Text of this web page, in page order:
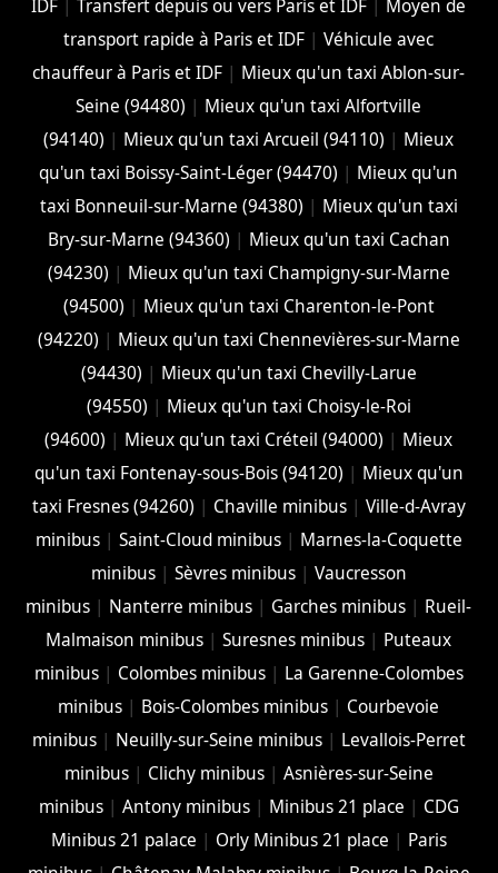
IDF |Transfert depuis ou vers Paris et IDF | Moyen de
transport rapide à Paris et IDF |Véhicule avec
chauffeur à Paris et IDF | Mieux qu'un taxi Ablon-sur-
Seine (94480) | Mieux qu'un taxi Alfortville
(94140) | Mieux qu'un taxi Arcueil (94110) | Mieux
qu'un taxi Boissy-Saint-Léger (94470) | Mieux qu'un
taxi Bonneuil-sur-Marne (94380) | Mieux qu'un taxi
Bry-sur-Marne (94360) | Mieux qu'un taxi Cachan
(94230) | Mieux qu'un taxi Champigny-sur-Marne
(94500) | Mieux qu'un taxi Charenton-le-Pont
(94220) | Mieux qu'un taxi Chennevières-sur-Marne
(94430) | Mieux qu'un taxi Chevilly-Larue
(94550) | Mieux qu'un taxi Choisy-le-Roi
(94600) | Mieux qu'un taxi Créteil (94000) | Mieux
qu'un taxi Fontenay-sous-Bois (94120) | Mieux qu'un
taxi Fresnes (94260) | Chaville minibus| Ville-d-Avray
minibus| Saint-Cloud minibus| Marnes-la-Coquette
minibus| Sèvres minibus| Vaucresson
minibus | Nanterre minibus | Garches minibus | Rueil-
Malmaison minibus |Suresnes minibus | Puteaux
minibus| Colombes minibus| La Garenne-Colombes
minibus | Bois-Colombes minibus | Courbevoie
minibus| Neuilly-sur-Seine minibus| Levallois-Perret
minibus| Clichy minibus| Asnières-sur-Seine
minibus| Antony minibus| Minibus 21 place | CDG
Minibus 21 palace | Orly Minibus 21 place | Paris